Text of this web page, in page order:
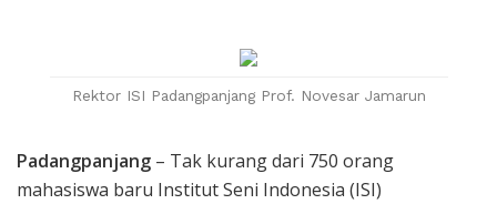
Rektor ISI Padangpanjang Prof. Novesar Jamarun
Padangpanjang – Tak kurang dari 750 orang
mahasiswa baru Institut Seni Indonesia (ISI)